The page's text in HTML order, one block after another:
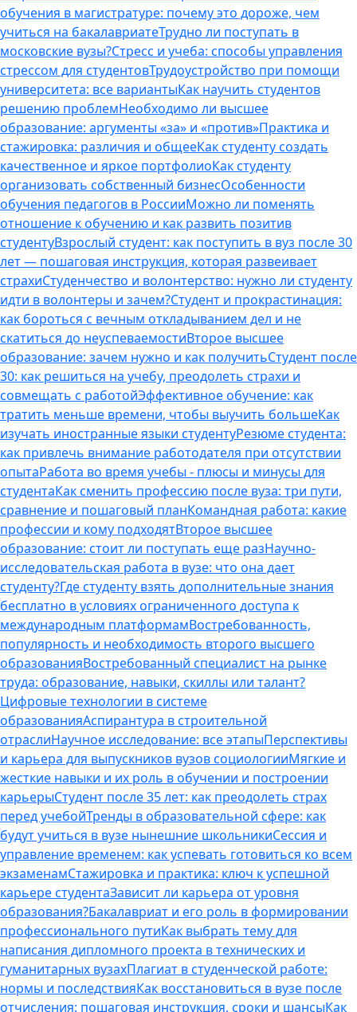
обучения в магистратуре: почему это дороже, чем
учиться на бакалавриатеТрудно ли поступать в
московские вузы?Стресс и учеба: способы управления
стрессом для студентовТрудоустройство при помощи
университета: все вариантыКак научить студентов
решению проблемНеобходимо ли высшее
образование: аргументы «за» и «против»Практика и
стажировка: различия и общееКак студенту создать
качественное и яркое портфолиоКак студенту
организовать собственный бизнесОсобенности
обучения педагогов в РоссииМожно ли поменять
отношение к обучению и как развить позитив
студентуВзрослый студент: как поступить в вуз после 30
лет — пошаговая инструкция, которая развеивает
страхиСтуденчество и волонтерство: нужно ли cтуденту
идти в волонтеры и зачем?Студент и прокрастинация:
как бороться с вечным откладыванием дел и не
скатиться до неуспеваемостиВторое высшее
образование: зачем нужно и как получитьСтудент после
30: как решиться на учебу, преодолеть страхи и
совмещать с работойЭффективное обучение: как
тратить меньше времени, чтобы выучить большеКак
изучать иностранные языки студентуРезюме студента:
как привлечь внимание работодателя при отсутствии
опытаРабота во время учебы - плюсы и минусы для
студентаКак сменить профессию после вуза: три пути,
сравнение и пошаговый планКомандная работа: какие
профессии и кому подходятВторое высшее
образование: стоит ли поступать еще разНаучно-
исследовательская работа в вузе: что она дает
студенту?Где студенту взять дополнительные знания
бесплатно в условиях ограниченного доступа к
международным платформамВостребованность,
популярность и необходимость второго высшего
образованияВостребованный специалист на рынке
труда: образование, навыки, скиллы или талант?
Цифровые технологии в системе
образованияАспирантура в строительной
отраслиНаучное исследование: все этапыПерспективы
и карьера для выпускников вузов социологииМягкие и
жесткие навыки и их роль в обучении и построении
карьерыСтудент после 35 лет: как преодолеть страх
перед учебойТренды в образовательной сфере: как
будут учиться в вузе нынешние школьникиСессия и
управление временем: как успевать готовиться ко всем
экзаменамСтажировка и практика: ключ к успешной
карьере студентаЗависит ли карьера от уровня
образования?Бакалавриат и его роль в формировании
профессионального путиКак выбрать тему для
написания дипломного проекта в технических и
гуманитарных вузахПлагиат в студенческой работе:
нормы и последствияКак восстановиться в вузе после
отчисления: пошаговая инструкция, сроки и шансыКак